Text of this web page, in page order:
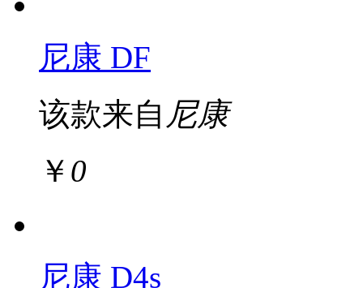
尼康 DF
该款来自 尼康
￥ 0
尼康 D4s